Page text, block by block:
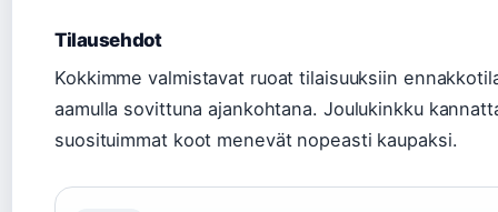
Tilausehdot
Kokkimme valmistavat ruoat tilaisuuksiin
aamulla sovittuna ajankohtana. Joulukinkku
suosituimmat koot menevät nopeasti kaupaksi.